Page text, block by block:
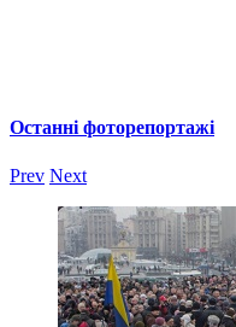
Останні фоторепортажі
Prev Next